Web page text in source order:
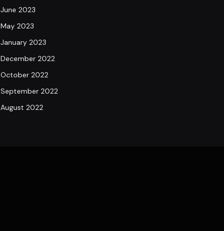
June 2023
May 2023
January 2023
December 2022
October 2022
September 2022
August 2022